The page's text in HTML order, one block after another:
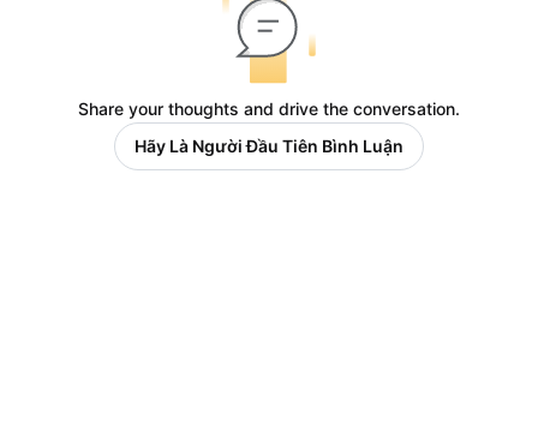
Share your thoughts and drive the conversation.
Hãy Là Người Đầu Tiên Bình Luận